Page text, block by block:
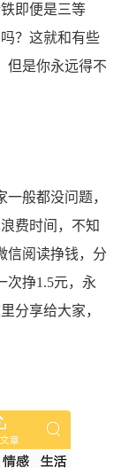
即便是三等
？这就和有些
但是你永远得不
般都没问题，
费时间，不知
信阅读挣钱，分
次挣1.5元，永
分享给大家，